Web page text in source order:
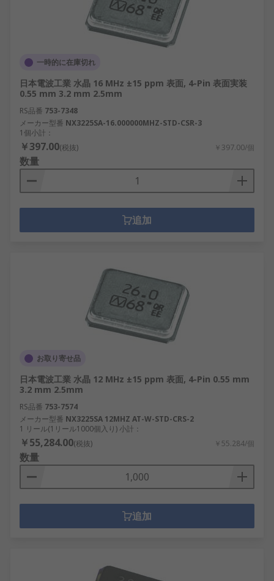
一時的に在庫切れ
日本電波工業 水晶 16 MHz ±15 ppm 表面, 4-Pin 表面実装
0.55 mm 3.2 mm 2.5mm
RS品番 753-7348
メーカー型番 NX3225SA-16.000000MHZ-STD-CSR-3
1個小計：
￥397.00(税抜) ￥397.00/個
数量
追加
お取り寄せ品
日本電波工業 水晶 12 MHz ±15 ppm 表面, 4-Pin 0.55 mm
3.2 mm 2.5mm
RS品番 753-7574
メーカー型番 NX3225SA 12MHZ AT-W-STD-CRS-2
1 リール(1リール1000個入り) 小計：
￥55,284.00(税抜) ￥55.284/個
数量
追加